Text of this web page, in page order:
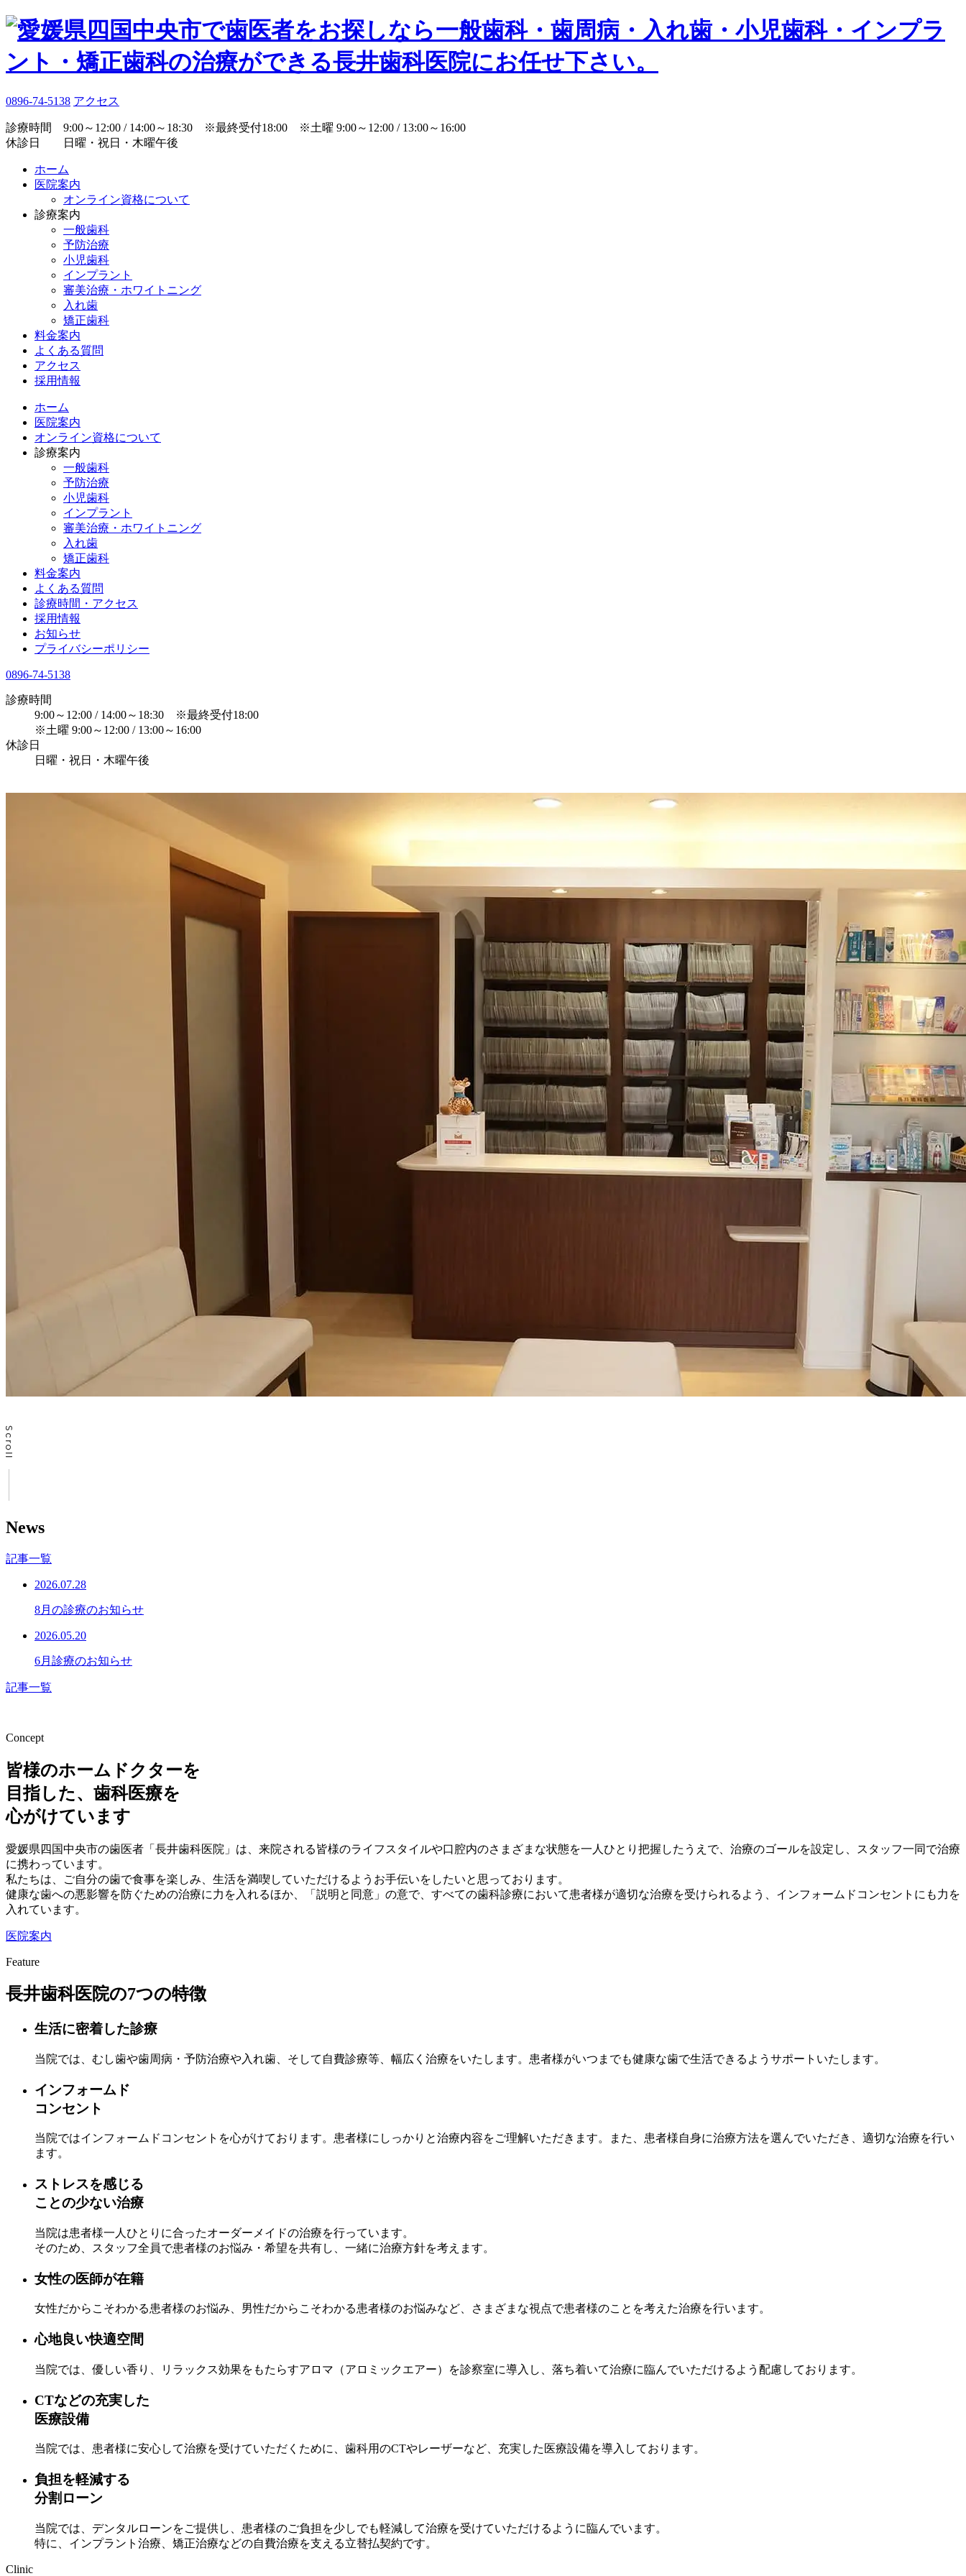
0896-74-5138 アクセス
診療時間 9:00～12:00 / 14:00～18:30 ※最終受付18:00 ※土曜 9:00～12:00 / 13:00～16:00
休診日 日曜・祝日・木曜午後
ホーム
医院案内
オンライン資格について
診療案内
一般歯科
予防治療
小児歯科
インプラント
審美治療・ホワイトニング
入れ歯
矯正歯科
料金案内
よくある質問
アクセス
採用情報
ホーム
医院案内
オンライン資格について
診療案内
一般歯科
予防治療
小児歯科
インプラント
審美治療・ホワイトニング
入れ歯
矯正歯科
料金案内
よくある質問
診療時間・アクセス
採用情報
お知らせ
プライバシーポリシー
0896-74-5138
診療時間
9:00～12:00 / 14:00～18:30 ※最終受付18:00
※土曜 9:00～12:00 / 13:00～16:00
休診日
日曜・祝日・木曜午後
News
記事一覧
2026.07.28
8月の診療のお知らせ
2026.05.20
6月診療のお知らせ
記事一覧
Concept
皆様のホームドクターを
目指した、歯科医療を
心がけています
愛媛県四国中央市の歯医者「長井歯科医院」は、来院される皆様のライフスタイルや口腔内のさまざまな状態を一人ひとり把握したうえで、治療のゴールを設定し、スタッフ一同で治療
に携わっています。
私たちは、ご自分の歯で食事を楽しみ、生活を満喫していただけるようお手伝いをしたいと思っております。
健康な歯への悪影響を防ぐための治療に力を入れるほか、「説明と同意」の意で、すべての歯科診療において患者様が適切な治療を受けられるよう、インフォームドコンセントにも力を
入れています。
医院案内
Feature
長井歯科医院の7つの特徴
生活に密着した診療
当院では、むし歯や歯周病・予防治療や入れ歯、そして自費診療等、幅広く治療をいたします。患者様がいつまでも健康な歯で生活できるようサポートいたします。
インフォームド
コンセント
当院ではインフォームドコンセントを心がけております。患者様にしっかりと治療内容をご理解いただきます。また、患者様自身に治療方法を選んでいただき、適切な治療を行い
ます。
ストレスを感じる
ことの少ない治療
当院は患者様一人ひとりに合ったオーダーメイドの治療を行っています。
そのため、スタッフ全員で患者様のお悩み・希望を共有し、一緒に治療方針を考えます。
女性の医師が在籍
女性だからこそわかる患者様のお悩み、男性だからこそわかる患者様のお悩みなど、さまざまな視点で患者様のことを考えた治療を行います。
心地良い快適空間
当院では、優しい香り、リラックス効果をもたらすアロマ（アロミックエアー）を診察室に導入し、落ち着いて治療に臨んでいただけるよう配慮しております。
CTなどの充実した
医療設備
当院では、患者様に安心して治療を受けていただくために、歯科用のCTやレーザーなど、充実した医療設備を導入しております。
負担を軽減する
分割ローン
当院では、デンタルローンをご提供し、患者様のご負担を少しでも軽減して治療を受けていただけるように臨んでいます。
特に、インプラント治療、矯正治療などの自費治療を支える立替払契約です。
Clinic